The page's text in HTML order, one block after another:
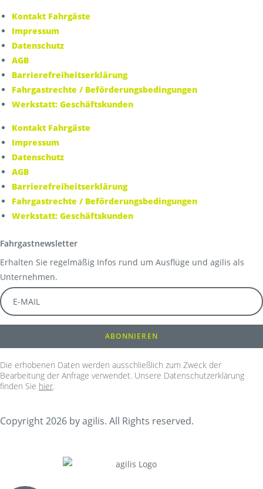
Kontakt Fahrgäste
Impressum
Datenschutz
AGB
Barrierefreiheitserklärung
Fahrgastrechte / Beförderungsbedingungen
Werkstatt: Geschäftskunden
Kontakt Fahrgäste
Impressum
Datenschutz
AGB
Barrierefreiheitserklärung
Fahrgastrechte / Beförderungsbedingungen
Werkstatt: Geschäftskunden
Fahrgastnewsletter
Erhalten Sie regelmäßig Infos rund um Ausflüge und agilis als
Unternehmen.
Die erhobenen Daten werden ausschließlich zum Zweck der
Bearbeitung der Anfrage verwendet. Unsere Datenschutzerklärung
finden Sie hier.
Copyright 2026 by agilis. All Rights reserved.